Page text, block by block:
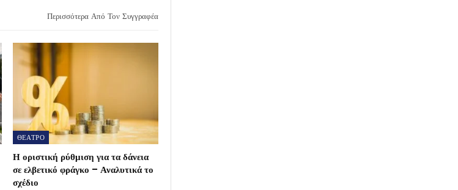
Περισσότερα Από Τον Συγγραφέα
ΘΕΑΤΡΟ
Η οριστική ρύθμιση για τα δάνεια
σε ελβετικό φράγκο – Αναλυτικά το
σχέδιο